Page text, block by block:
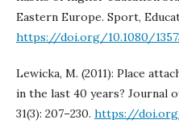
Eastern Europe. Sport,
https://doi.org/10.1080/
Lewicka, M. (2011): Place
in the last 40 years? Journal
31(3): 207–230. https://doi.org/